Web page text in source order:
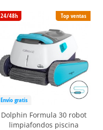
Top ventas
24/48h
Envío gratis
Dolphin Formula 30 robot
limpiafondos piscina